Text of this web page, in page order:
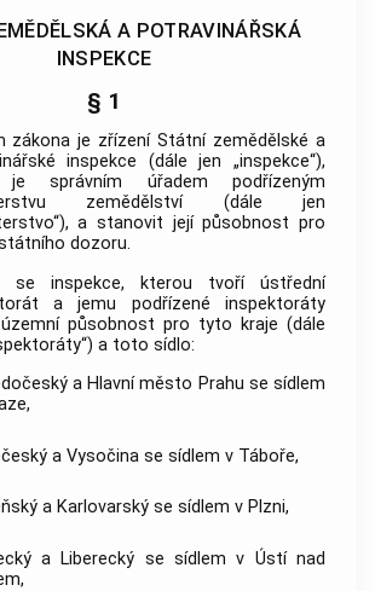
A POTRAVINÁŘSKÁ
INSPEKCE
§ 1
zákona je zřízení Státní zemědělské a
inspekce (dále jen „inspekce“),
je správním úřadem podřízeným
zemědělství (dále jen
a stanovit její působnost pro
dozoru.
se inspekce, kterou tvoří ústřední
a jemu podřízené inspektoráty
působnost pro tyto kraje (dále
a toto sídlo:
a Hlavní město Prahu se sídlem
a Vysočina se sídlem v Táboře,
a Karlovarský se sídlem v Plzni,
a Liberecký se sídlem v Ústí nad